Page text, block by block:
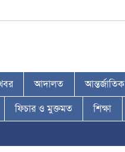
আদালত আন্তর্জাতিক
ফিচার ও মুক্তমত শিক্ষা